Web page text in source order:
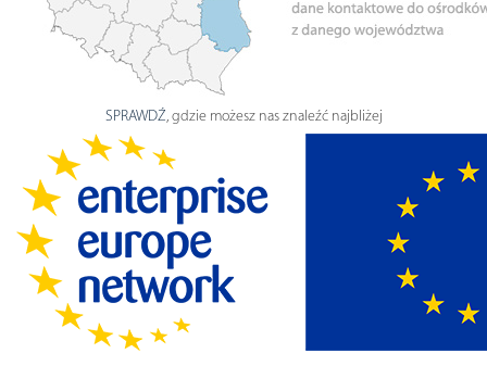
SPRAWDŹ, gdzie możesz nas znaleźć najbliżej